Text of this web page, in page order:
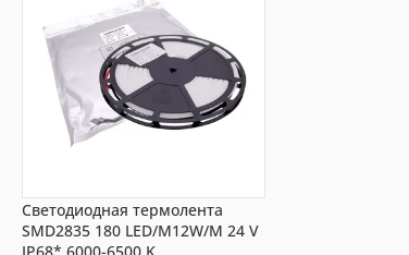
Светодиодная термолента
SMD2835 180 LED/M12W/M 24 V